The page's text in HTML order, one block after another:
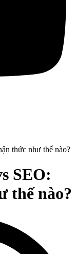
thức như thế nào?
SEO:
thế nào?